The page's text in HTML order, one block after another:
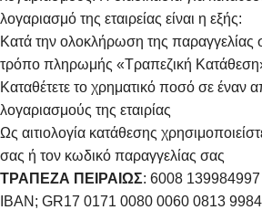
λογαριασμό της εταιρείας είναι η εξής:
Κατά την ολοκλήρωση της παραγγελίας
τρόπο πληρωμής «Τραπεζική
Καταθέτετε το χρηματικό ποσό σε έναν
λογαριασμούς της εταιρίας
Ως αιτιολογία κατάθεσης
σας ή τον κωδικό παραγγελίας σας
ΤΡΑΠΕΖΑ ΠΕΙΡΑΙΩΣ: 6008
IBAN; GR17 0171 0080 0060 0813